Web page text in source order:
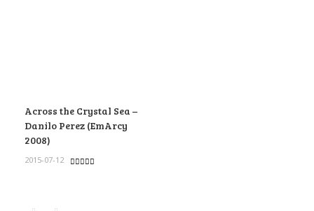
Across the Crystal Sea –
Danilo Perez (EmArcy
2008)
2015-07-12